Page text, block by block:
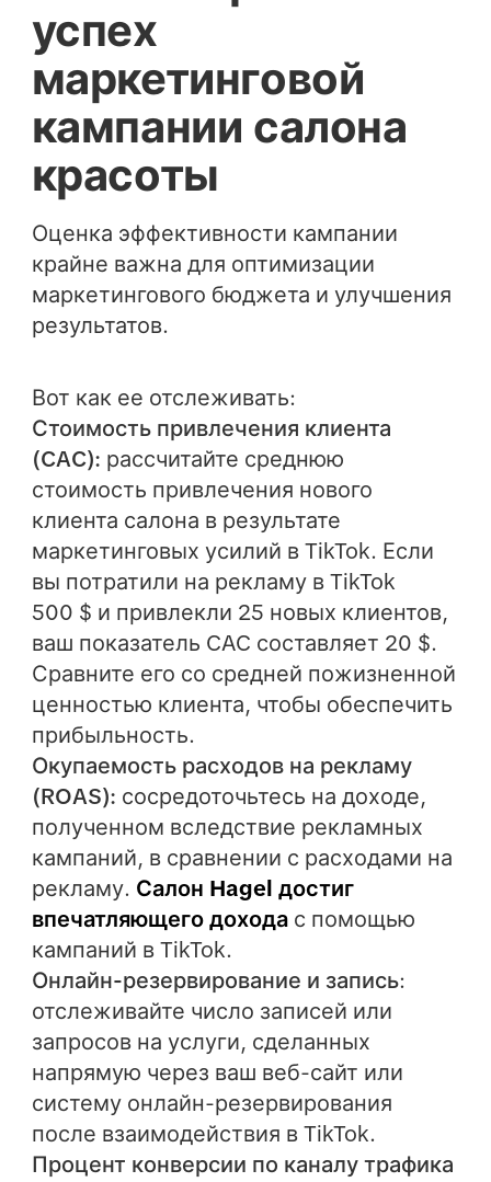
успех
маркетинговой
кампании салона
красоты
Оценка эффективности кампании
крайне важна для оптимизации
маркетингового бюджета и улучшения
результатов.
Вот как ее отслеживать:
Стоимость привлечения клиента
(CAC): рассчитайте среднюю
стоимость привлечения нового
клиента салона в результате
маркетинговых усилий в TikTok. Если
вы потратили на рекламу в TikTok
500 $ и привлекли 25 новых клиентов,
ваш показатель CAC составляет 20 $.
Сравните его со средней пожизненной
ценностью клиента, чтобы обеспечить
прибыльность.
Окупаемость расходов на рекламу
(ROAS): сосредоточьтесь на доходе,
полученном вследствие рекламных
кампаний, в сравнении с расходами на
рекламу. Салон Hagel достиг
впечатляющего доходас помощью
кампаний в TikTok.
Онлайн-резервирование и запись:
отслеживайте число записей или
запросов на услуги, сделанных
напрямую через ваш веб-сайт или
систему онлайн-резервирования
после взаимодействия в TikTok.
Процент конверсии по каналу трафика